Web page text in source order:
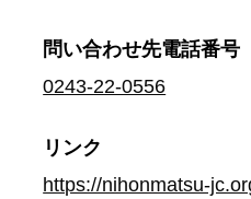
問い合わせ先電話番号
0243-22-0556
リンク
https://nihonmatsu-